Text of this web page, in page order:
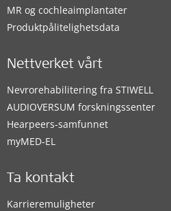
MR og cochleaimplantater
Produktpålitelighetsdata
Nettverket vårt
Nevrorehabilitering fra STIWELL
AUDIOVERSUM forskningssenter
Hearpeers-samfunnet
myMED‑EL
Ta kontakt
Karrieremuligheter